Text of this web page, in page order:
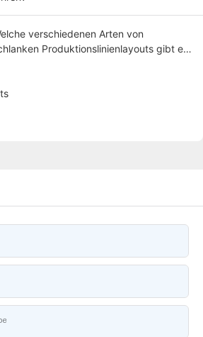
verschiedenen Arten von
Produktionslinienlayouts gibt es